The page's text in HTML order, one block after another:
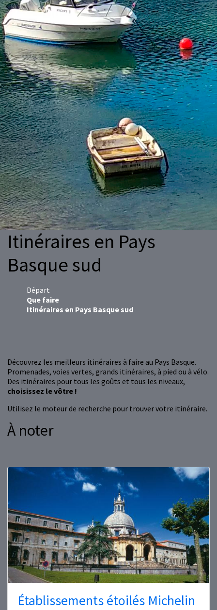
Itinéraires en Pays
Basque sud
Départ
Que faire
Itinéraires en Pays Basque sud
Découvrez les meilleurs itinéraires à faire au Pays Basque.
Promenades, voies vertes, grands itinéraires, à pied ou à vélo.
Des itinéraires pour tous les goûts et tous les niveaux,
choisissez le vôtre !
Utilisez le moteur de recherche pour trouver votre itinéraire.
À noter
Établissements étoilés Michelin